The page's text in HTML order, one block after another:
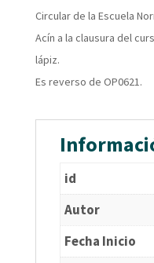
Circular de la Escuela
Acín a la clausura del
lápiz.
Es reverso de OP0621.
id
Autor
Fecha Inicio